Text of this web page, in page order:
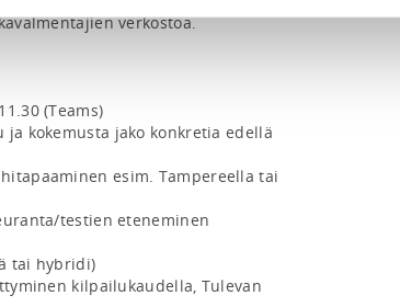
verkostoa.
(Teams)
kokemusta jako konkretia edellä
esim. Tampereella tai
testien eteneminen
tai hybridi)
kilpailukaudella, Tulevan